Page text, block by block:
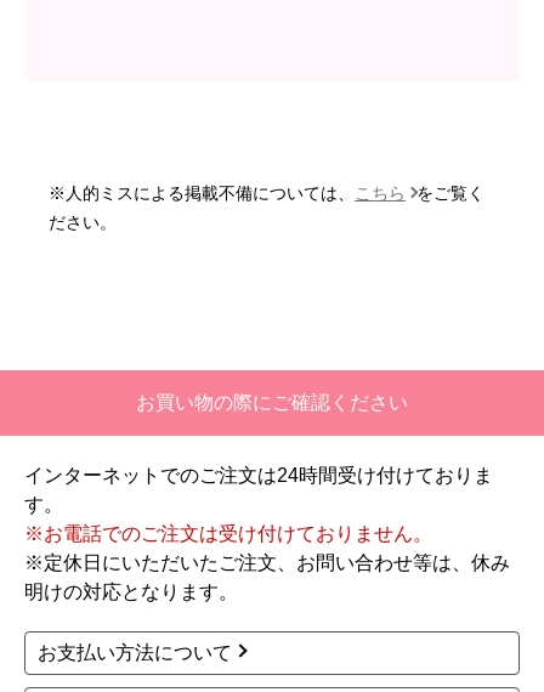
【注文からどのくらいで届きましたか？】
【その他感想・コメント】
１．５点は、少々工事が雑。
過去の業者で一番最低。良かった点は、ただ一
つ、愛想が良かったこと。
なにかも分からない。少々不安である。
※人的ミスによる掲載不備については、 こちら
をご覧く
ださい。
お買い物の際にご確認ください
インターネットでのご注文は24時間受け付けておりま
す。
※お電話でのご注文は受け付けておりません。
※定休日にいただいたご注文、お問い合わせ等は、休み
明けの対応となります。
お支払い方法について